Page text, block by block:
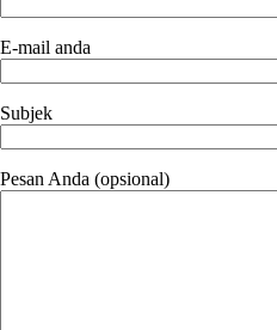
E-mail anda
Subjek
Pesan Anda (opsional)